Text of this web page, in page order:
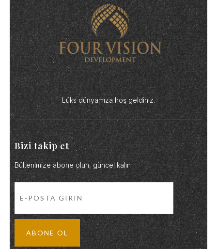
Lüks dünyamıza hoş geldiniz.
Bizi takip et
Bültenimize abone olun, güncel kalın